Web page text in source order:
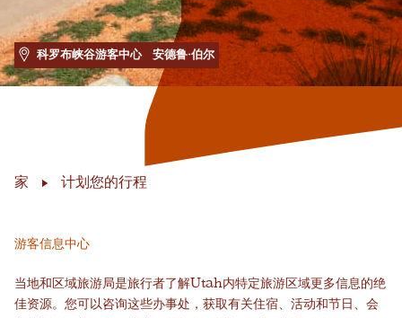
科罗布峡谷游客中心 安德鲁·伯尔
家 计划您的行程
游客信息中心
当地和区域旅游局是旅行者了解Utah内特定旅游区域更多信息的绝
佳资源。您可以咨询这些办事处，获取有关住宿、活动和节日、会